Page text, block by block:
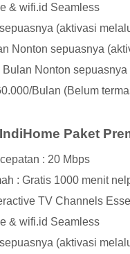
& wifi.id Seamless
(aktivasi
Nonton sepuasnya
Bulan Nonton
Bulan (Belum
Paket
: 20 Mbps
: Gratis 1000 menit
TV Channels
& wifi.id Seamless
(aktivasi